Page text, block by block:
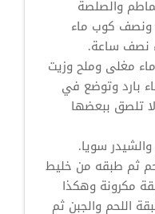
والصلصة
ونصف كوب ماء
نصف ساعة.
مغلى وملح وزيت
بارد وتوضع في
تلصق ببعضها
سويا.
ثم طبقه من خليط
مكرونة وهكذا
اللحم والجبن ثم